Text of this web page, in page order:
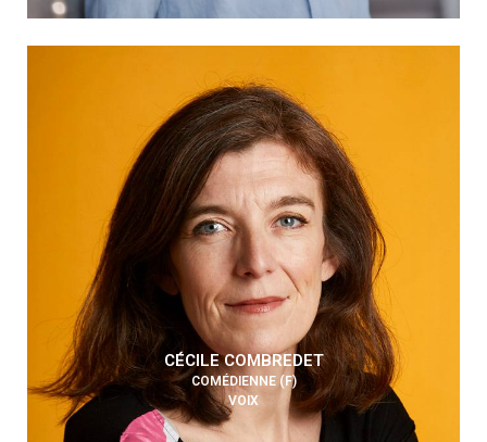
CÉCILE COMBREDET
COMÉDIENNE (F)
VOIX